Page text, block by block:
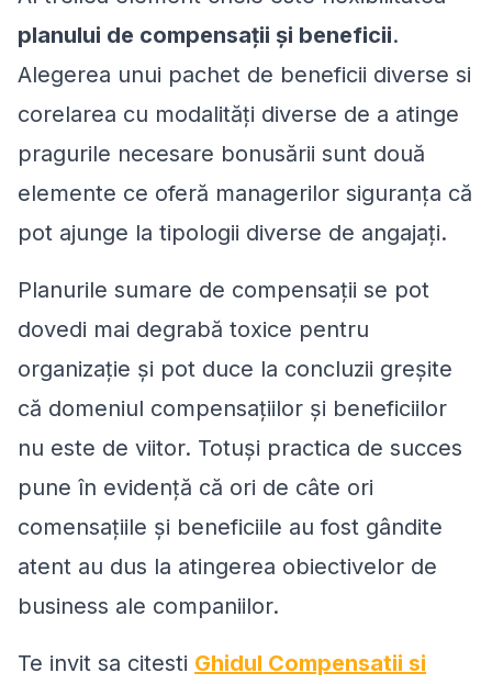
planului de compensații și beneficii.
Alegerea unui pachet de beneficii diverse si
corelarea cu modalități diverse de a atinge
pragurile necesare bonusării sunt două
elemente ce oferă managerilor siguranța că
pot ajunge la tipologii diverse de angajați.
Planurile sumare de compensații se pot
dovedi mai degrabă toxice pentru
organizație și pot duce la concluzii greșite
că domeniul compensațiilor și beneficiilor
nu este de viitor. Totuși practica de succes
pune în evidență că ori de câte ori
comensațiile și beneficiile au fost gândite
atent au dus la atingerea obiectivelor de
business ale companiilor.
Te invit sa citesti Ghidul Compensatii si